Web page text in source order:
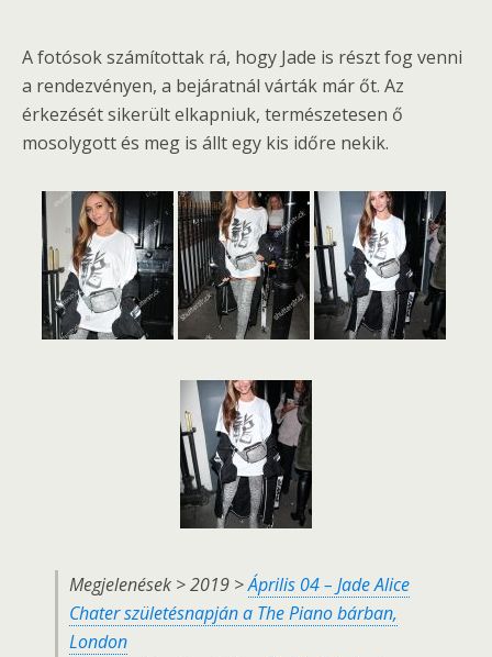
A fotósok számítottak rá, hogy Jade is részt fog venni
a rendezvényen, a bejáratnál várták már őt. Az
érkezését sikerült elkapniuk, természetesen ő
mosolygott és meg is állt egy kis időre nekik.
Megjelenések > 2019 >Április 04 – Jade Alice
Chater születésnapján a The Piano bárban,
London